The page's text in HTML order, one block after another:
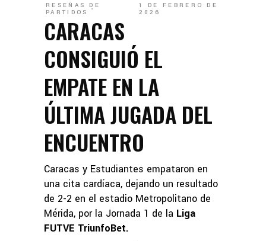
RESEÑAS DE
PARTIDOS
1 DE FEBRERO DE
2026
CARACAS
CONSIGUIÓ EL
EMPATE EN LA
ÚLTIMA JUGADA DEL
ENCUENTRO
Caracas y Estudiantes empataron en
una cita cardíaca, dejando un resultado
de 2-2 en el estadio Metropolitano de
Mérida, por la Jornada 1 de la Liga
FUTVE TriunfoBet.